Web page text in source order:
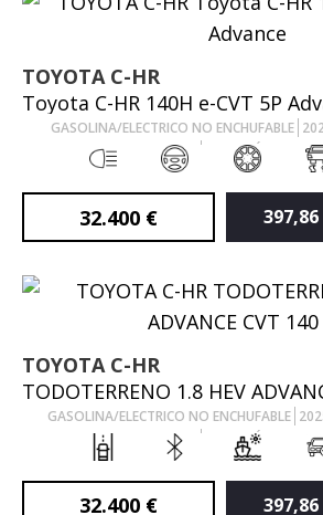
TOYOTA C-HR
Toyota C-HR 140H e-CVT 5P
GASOLINA/ELECTRICO NO ENCHUFABLE
AUTOMÁTICO
32.400 € 397,86
TOYOTA C-HR
GASOLINA/ELECTRICO NO ENCHUFABLE
AUTOMÁTICO
32.400 € 397,86